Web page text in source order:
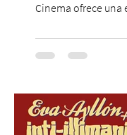
Cinema ofrece una
cinematográfica y
recreando algunos
una nueva
gastronómica y
Cinema, un